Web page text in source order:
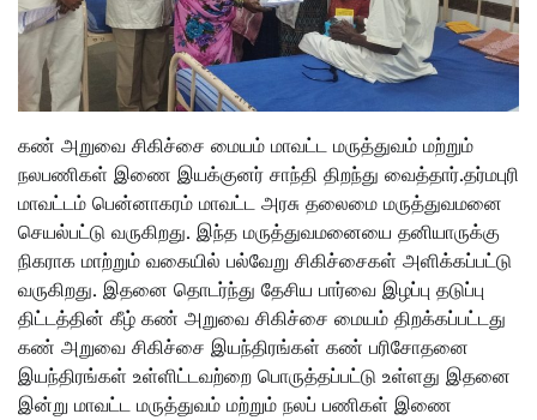
கண் அறுவை சிகிச்சை மையம் மாவட்ட மருத்துவம் மற்றும்
நலபணிகள் இணை இயக்குனர் சாந்தி திறந்து வைத்தார்.தர்மபுரி
மாவட்டம் பென்னாகரம் மாவட்ட அரசு தலைமை மருத்துவமனை
செயல்பட்டு வருகிறது. இந்த மருத்துவமனையை தனியாருக்கு
நிகராக மாற்றும் வகையில் பல்வேறு சிகிச்சைகள் அளிக்கப்பட்டு
வருகிறது. இதனை தொடர்ந்து தேசிய பார்வை இழப்பு தடுப்பு
திட்டத்தின் கீழ் கண் அறுவை சிகிச்சை மையம் திறக்கப்பட்டது
கண் அறுவை சிகிச்சை இயந்திரங்கள் கண் பரிசோதனை
இயந்திரங்கள் உள்ளிட்டவற்றை பொருத்தப்பட்டு உள்ளது இதனை
இன்று மாவட்ட மருத்துவம் மற்றும் நலப் பணிகள் இணை